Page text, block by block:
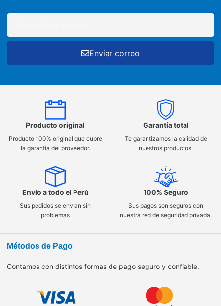
Enviar correo
Producto original
Producto 100% original que cubre
la garantía del proveedor.
Garantía total
Te garantizamos la calidad de
nuestros productos.
Envío a todo el Perú
Sus pedidos se envían sin
problemas
100% Seguro
Sus pagos son seguros con
nuestra red de seguridad privada.
Métodos de Pago
Contamos con distintos formas de pago seguro y confiable.